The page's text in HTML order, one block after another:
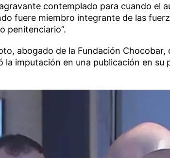
contemplado para cuando el
fuere miembro integrante de las
penitenciario”.
abogado de la Fundación Chocobar,
la imputación en una publicación en su